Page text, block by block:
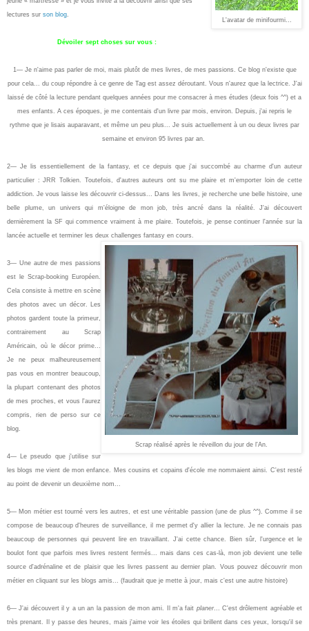
L'avatar de minifourmi...
lectures sur son blog
Dévoiler sept choses sur vous :
1— Je n'aime pas parler de moi, mais plutôt de mes livres, de mes passions. Ce blog n'existe que
pour cela... du coup répondre à ce genre de Tag est assez déroutant. Vous n'aurez que la lectrice. J'ai
laissé de côté la lecture pendant quelques années pour me consacrer à mes études (deux fois ^^) et a
mes enfants. A ces époques, je me contentais d'un livre par mois, environ. Depuis, j'ai repris le
rythme que je lisais auparavant, et même un peu plus... Je suis actuellement à un ou deux livres par
semaine et environ 95 livres par an.
2— Je lis essentiellement de la fantasy, et ce depuis que j'ai succombé au charme d'un auteur
particulier : JRR Tolkien. Toutefois, d'autres auteurs ont su me plaire et m'emporter loin de cette
addiction. Je vous laisse les découvrir ci-dessus... Dans les livres, je recherche une belle histoire, une
belle plume, un univers qui m'éloigne de mon job, très ancré dans la réalité. J'ai découvert
dernièrement la SF qui commence vraiment à me plaire. Toutefois, je pense continuer l'année sur la
lancée actuelle et terminer les deux challenges fantasy en cours.
Scrap réalisé après le réveillon du jour de l'An.
3— Une autre de mes passions
est le Scrap-booking Européen.
Cela consiste à mettre en scène
des photos avec un décor. Les
photos gardent toute la primeur,
contrairement au Scrap
Américain, où le décor prime...
Je ne peux malheureusement
pas vous en montrer beaucoup,
la plupart contenant des photos
de mes proches, et vous l'aurez
compris, rien de perso sur ce
blog.
4— Le pseudo que j'utilise sur
les blogs me vient de mon enfance. Mes cousins et copains d'école me nommaient ainsi. C'est resté
au point de devenir un deuxième nom...
5— Mon métier est tourné vers les autres, et est une véritable passion (une de plus ^^). Comme il se
compose de beaucoup d'heures de surveillance, il me permet d'y allier la lecture. Je ne connais pas
beaucoup de personnes qui peuvent lire en travaillant. J'ai cette chance. Bien sûr, l'urgence et le
boulot font que parfois mes livres restent fermés... mais dans ces cas-là, mon job devient une telle
source d'adrénaline et de plaisir que les livres passent au dernier plan. Vous pouvez découvrir mon
métier en cliquant sur les blogs amis... (faudrait que je mette à jour, mais c'est une autre histoire)
6— J'ai découvert il y a un an la passion de mon ami. Il m'a fait planer... C'est drôlement agréable et
très prenant. Il y passe des heures, mais j'aime voir les étoiles qui brillent dans ces yeux, lorsqu'il se